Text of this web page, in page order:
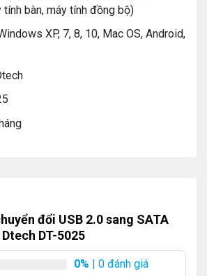
bàn, máy tính đồng bộ)
XP, 7, 8, 10, Mac OS, Android,
đổi USB 2.0 sang SATA
Dtech DT-5025
0% | 0 đánh giá